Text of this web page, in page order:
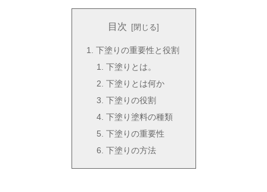
目次
下塗りの重要性と役割
下塗りとは。
下塗りとは何か
下塗りの役割
下塗り塗料の種類
下塗りの重要性
下塗りの方法